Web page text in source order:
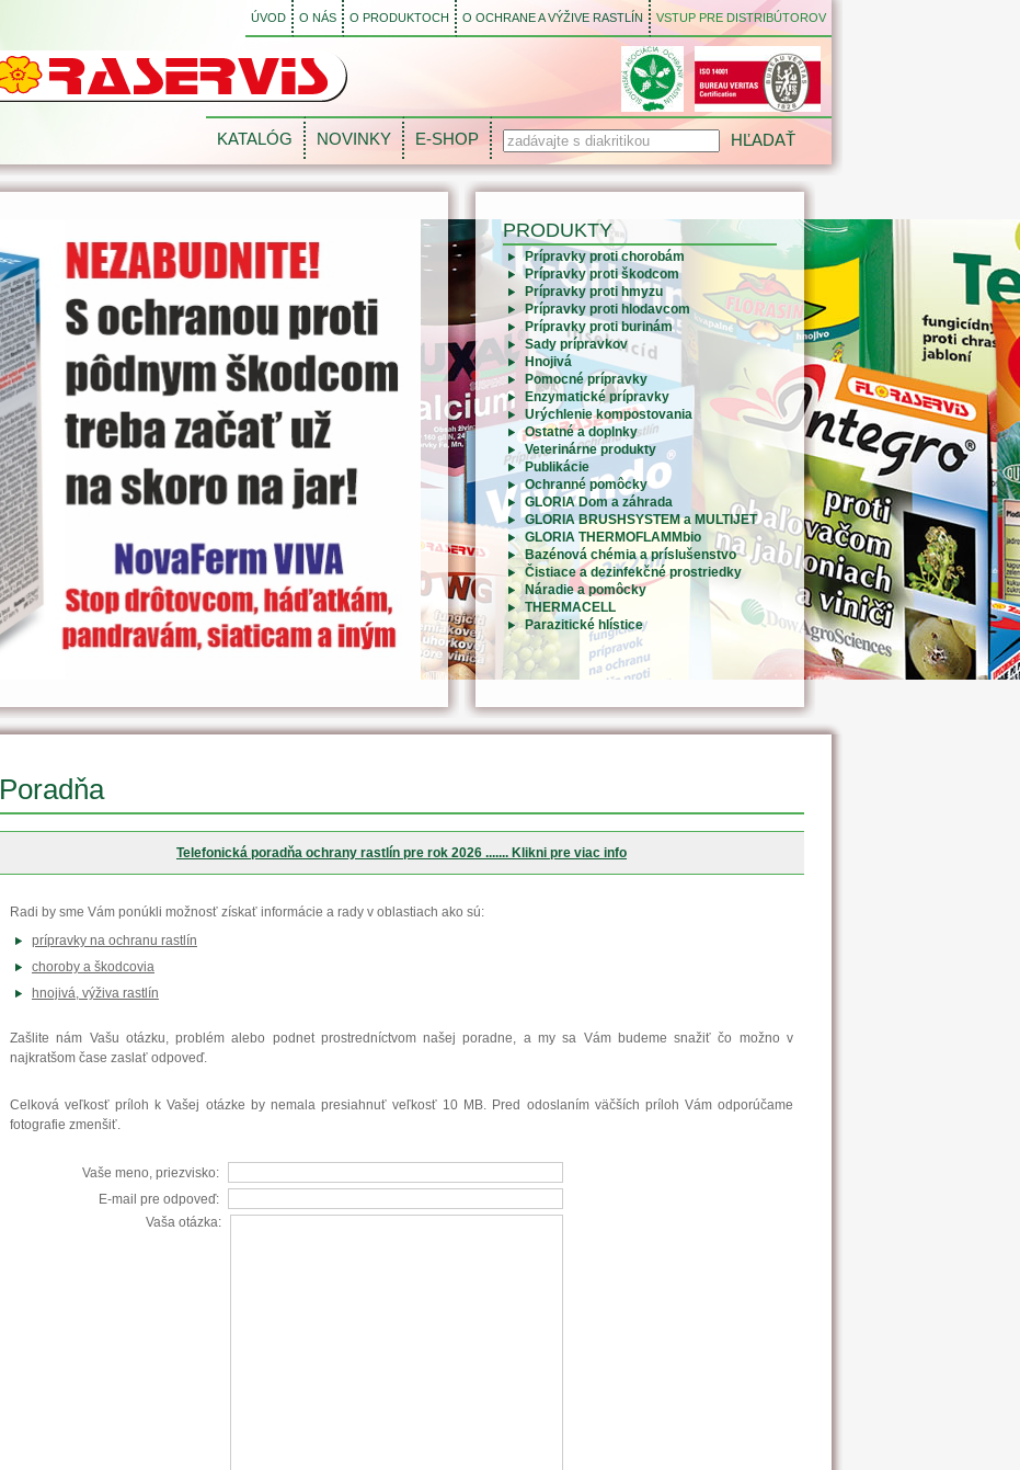
ÚVOD O NÁS O PRODUKTOCH O OCHRANE A VÝŽIVE RASTLÍN VSTUP PRE DISTRIBÚTOROV
KATALÓG NOVINKY E-SHOP
PRODUKTY
Prípravky proti chorobám
Prípravky proti škodcom
Prípravky proti hmyzu
Prípravky proti hlodavcom
Prípravky proti burinám
Sady prípravkov
Hnojivá
Pomocné prípravky
Enzymatické prípravky
Urýchlenie kompostovania
Ostatné a doplnky
Veterinárne produkty
Publikácie
Ochranné pomôcky
GLORIA Dom a záhrada
GLORIA BRUSHSYSTEM a MULTIJET
GLORIA THERMOFLAMMbio
Bazénová chémia a príslušenstvo
Čistiace a dezinfekčné prostriedky
Náradie a pomôcky
THERMACELL
Parazitické hlístice
Poradňa
Telefonická poradňa ochrany rastlín pre rok 2026 ....... Klikni pre viac info
Radi by sme Vám ponúkli možnosť získať informácie a rady v oblastiach ako sú:
prípravky na ochranu rastlín
choroby a škodcovia
hnojivá, výživa rastlín
Zašlite nám Vašu otázku, problém alebo podnet prostredníctvom našej poradne, a my sa Vám budeme snažiť čo možno v
najkratšom čase zaslať odpoveď.
Celková veľkosť príloh k Vašej otázke by nemala presiahnuť veľkosť 10 MB. Pred odoslaním väčších príloh Vám odporúčame
fotografie zmenšiť.
Vaše meno, priezvisko:
E-mail pre odpoveď:
Vaša otázka: